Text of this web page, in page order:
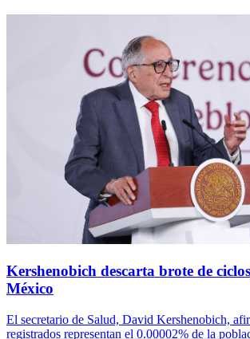
Kershenobich descarta brote de
México
El secretario de Salud, David Kershenobich,
registrados representan el 0.00002% de la